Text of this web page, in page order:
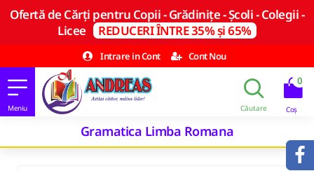
Ofertă de Cărți pentru Copii - Grădinițe - Școli - Colegii -
Licee REDUCERI ÎNTRE 35% și 65%
Intrare in Cont
Cont Nou
0
Gramatica Limba Romana